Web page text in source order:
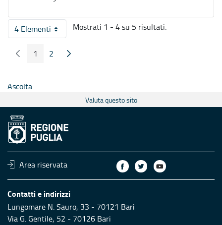
4 ElementiPer pagina
Mostrati 1 - 4 su 5 risultati.
Pagina Precedente
Pagina
1 Pagina
2 Pagina Seguente
Ascolta
Valuta questo sito
Area riservata
Contatti e indirizzi
Lungomare N. Sauro, 33 - 70121 Bari
Via G. Gentile, 52 - 70126 Bari